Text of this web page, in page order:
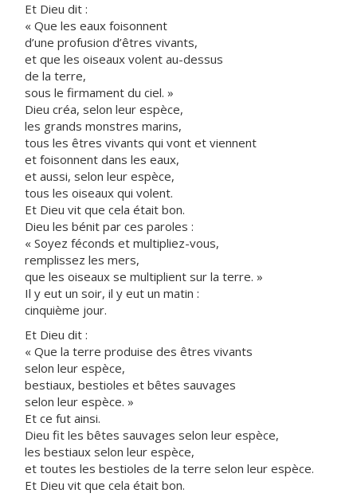
Et Dieu dit :
« Que les eaux foisonnent
d’une profusion d’êtres vivants,
et que les oiseaux volent au-dessus
de la terre,
sous le firmament du ciel. »
Dieu créa, selon leur espèce,
les grands monstres marins,
tous les êtres vivants qui vont et viennent
et foisonnent dans les eaux,
et aussi, selon leur espèce,
tous les oiseaux qui volent.
Et Dieu vit que cela était bon.
Dieu les bénit par ces paroles :
« Soyez féconds et multipliez-vous,
remplissez les mers,
que les oiseaux se multiplient sur la terre. »
Il y eut un soir, il y eut un matin :
cinquième jour.
Et Dieu dit :
« Que la terre produise des êtres vivants
selon leur espèce,
bestiaux, bestioles et bêtes sauvages
selon leur espèce. »
Et ce fut ainsi.
Dieu fit les bêtes sauvages selon leur espèce,
les bestiaux selon leur espèce,
et toutes les bestioles de la terre selon leur espèce.
Et Dieu vit que cela était bon.